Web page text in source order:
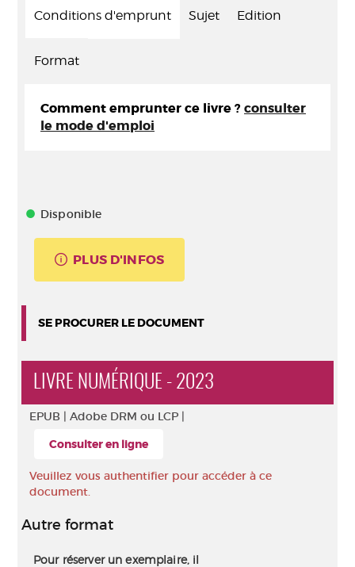
Conditions d'emprunt Sujet Edition
Format
Comment emprunter ce livre ? consulter
le mode d'emploi
Disponible
PLUS D'INFOS
SE PROCURER LE DOCUMENT
LIVRE NUMÉRIQUE - 2023
EPUB | Adobe DRM ou LCP |
Consulter en ligne
Veuillez vous authentifier pour accéder à ce
document.
Autre format
Pour réserver un exemplaire, il